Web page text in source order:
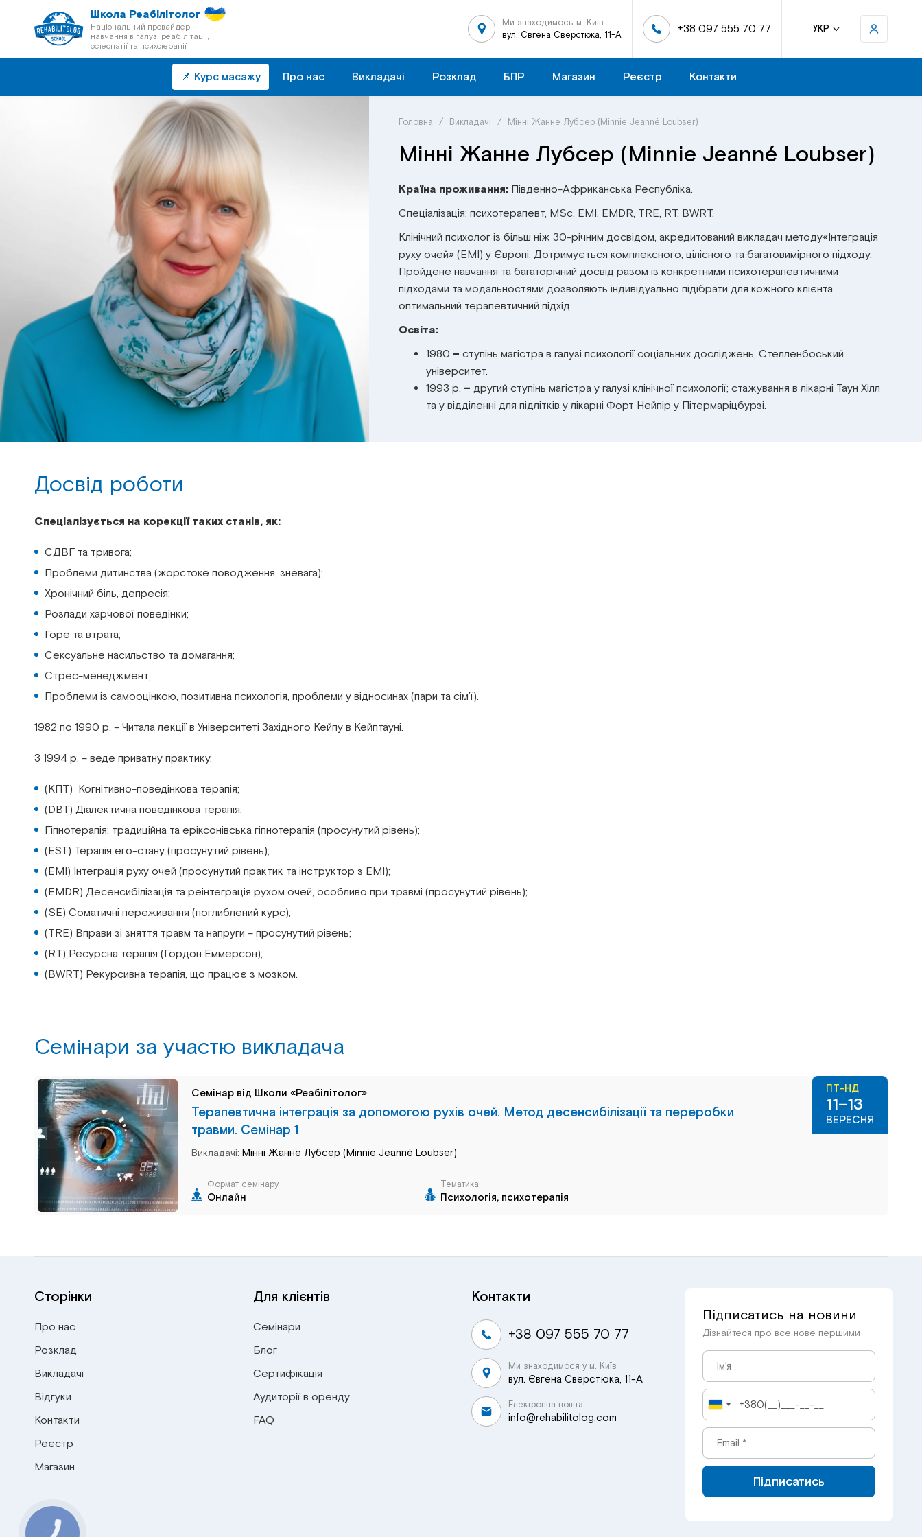
Школа Реабілітолог
Національний провайдер
навчання в галузі реабілітації,
остеопатії та психотерапії
Ми знаходимось м. Київ
вул. Євгена Сверстюка, 11-А
+38 097 555 70 77 УКР
📌 Курс масажу Про нас Викладачі Розклад БПР Магазин Реєстр Контакти
Головна / Викладачі / Мінні Жанне Лубсер (Minnie Jeanné Loubser)
Мінні Жанне Лубсер (Minnie Jeanné Loubser)
Країна проживання:Південно-Африканська Республіка.
Спеціалізація: психотерапевт, MSc, EMI, EMDR, TRE, RT, BWRT.
Клінічний психолог із більш ніж 30-річним досвідом, акредитований викладач методу«Інтеграція
руху очей» (EMI) у Європі. Дотримується комплексного, цілісного та багатовимірного підходу.
Пройдене навчання та багаторічний досвід разом із конкретними психотерапевтичними
підходами та модальностями дозволяють індивідуально підібрати для кожного клієнта
оптимальний терапевтичний підхід.
Освіта:
1980 – ступінь магістра в галузі психології соціальних досліджень, Стелленбоський
університет.
1993 р. – другий ступінь магістра у галузі клінічної психології; стажування в лікарні Таун Хілл
та у відділенні для підлітків у лікарні Форт Нейпір у Пітермаріцбурзі.
Досвід роботи
Спеціалізується на корекції таких станів, як:
СДВГ та тривога;
Проблеми дитинства (жорстоке поводження, зневага);
Хронічний біль, депресія;
Розлади харчової поведінки;
Горе та втрата;
Сексуальне насильство та домагання;
Стрес-менеджмент;
Проблеми із самооцінкою, позитивна психологія, проблеми у відносинах (пари та сім’ї).
1982 по 1990 р. – Читала лекції в Університеті Західного Кейпу в Кейптауні.
З 1994 р. – веде приватну практику.
(КПТ) Когнітивно-поведінкова терапія;
(DBT) Діалектична поведінкова терапія;
Гіпнотерапія: традиційна та еріксонівська гіпнотерапія (просунутий рівень);
(EST) Терапія его-стану (просунутий рівень);
(EMI) Інтеграція руху очей (просунутий практик та інструктор з EMI);
(EMDR) Десенсибілізація та реінтеграція рухом очей, особливо при травмі (просунутий рівень);
(SE) Соматичні переживання (поглиблений курс);
(TRE) Вправи зі зняття травм та напруги – просунутий рівень;
(RT) Ресурсна терапія (Гордон Еммерсон);
(BWRT) Рекурсивна терапія, що працює з мозком.
Семінари за участю викладача
Семінар від Школи «Реабілітолог»
Терапевтична інтеграція за допомогою рухів очей. Метод десенсибілізації та переробки
травми. Семінар 1
Викладачі: Мінні Жанне Лубсер (Minnie Jeanné Loubser)
Формат семінару
Онлайн
Тематика
Психологія, психотерапія
ПТ-НД
11–13
ВЕРЕСНЯ
Сторінки
Про нас
Розклад
Викладачі
Відгуки
Контакти
Реєстр
Магазин
Для клієнтів
Семінари
Блог
Сертифікація
Аудиторії в оренду
FAQ
Контакти
+38 097 555 70 77
Ми знаходимося у м. Київ
вул. Євгена Сверстюка, 11-А
Електронна пошта
info@rehabilitolog.com
Підписатись на новини
Дізнайтеся про все нове першими
Підписатись